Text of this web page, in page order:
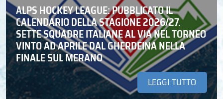
ALPS HOCKEY LEAGUE: PUBBLICATO IL
CALENDARIO DELLA STAGIONE 2026/27.
SETTE SQUADRE ITALIANE AL VIA NEL TORNEO
VINTO AD APRILE DAL GHERDEINA NELLA
FINALE SUL MERANO
LEGGI TUTTO